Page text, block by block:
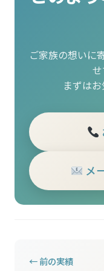
ご家族の想いに
せ
まずは
メ
← 前の実績